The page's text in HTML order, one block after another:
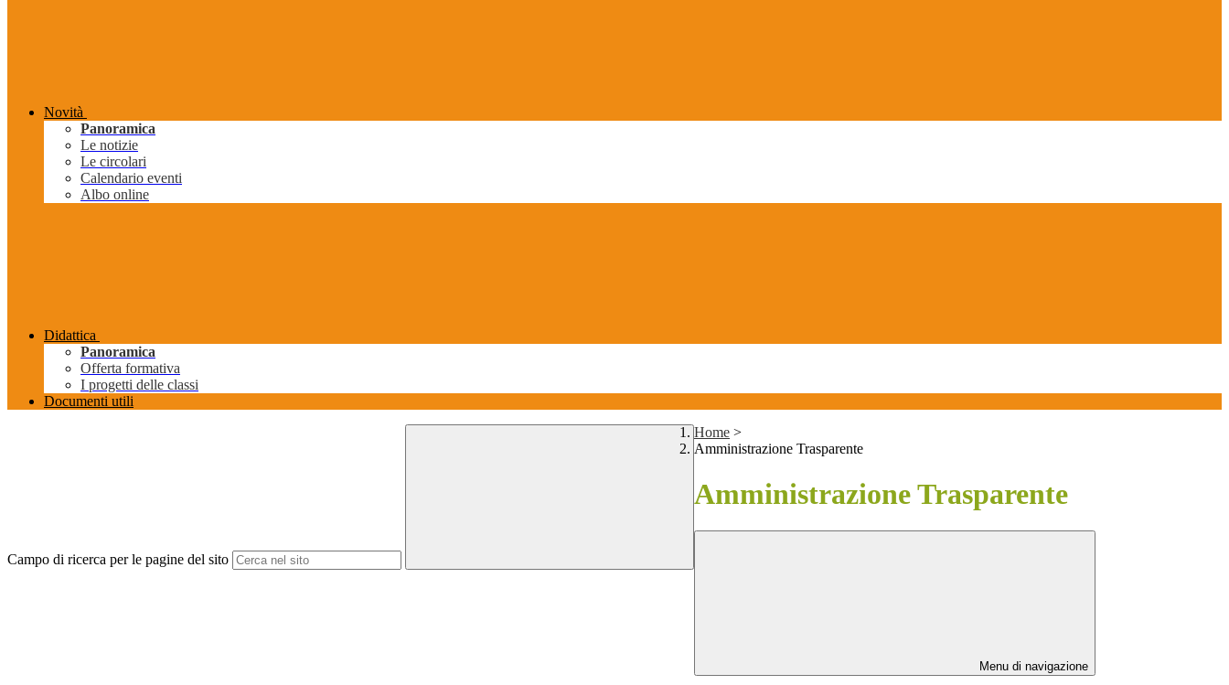
Novità
Panoramica
Le notizie
Le circolari
Calendario eventi
Albo online
Didattica
Panoramica
Offerta formativa
I progetti delle classi
Documenti utili
Campo di ricerca per le pagine del sito
Home >
Amministrazione Trasparente
Amministrazione Trasparente
Menu di navigazione